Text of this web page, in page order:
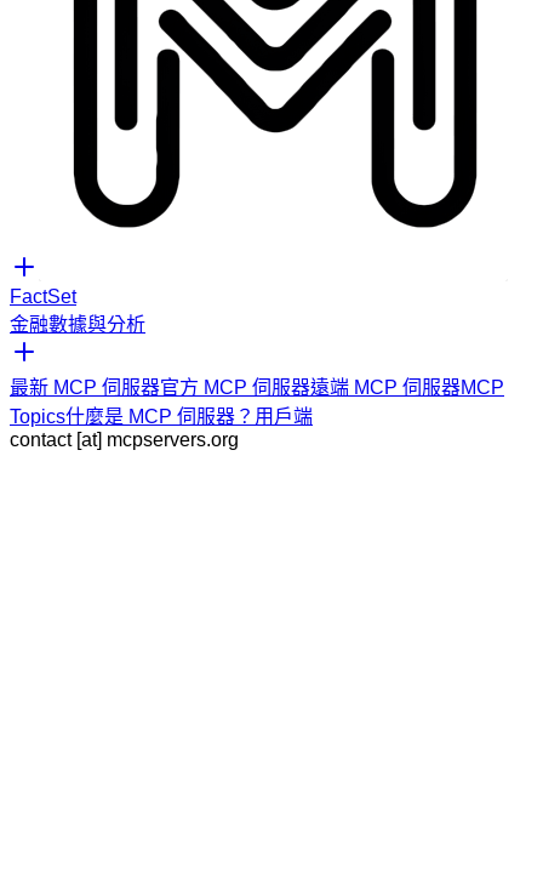
FactSet
金融數據與分析
最新 MCP 伺服器官方 MCP 伺服器遠端 MCP 伺服器MCP
Topics什麼是 MCP 伺服器？ 用戶端
contact [at] mcpservers.org